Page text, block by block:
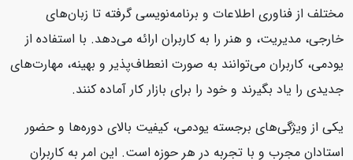
مختلف از فناوری اطلاعات و برنامه‌نویسی گرفته تا زبان‌های
خارجی، مدیریت، و هنر را به کاربران ارائه می‌دهد. با استفاده از
یودمی، کاربران می‌توانند به صورت انعطاف‌پذیر و بهینه، مهارت‌های
جدیدی را یاد بگیرند و خود را برای بازار کار آماده کنند.
یکی از ویژگی‌های برجسته یودمی، کیفیت بالای دوره‌ها و حضور
استادان مجرب و با تجربه در هر حوزه است. این امر به کاربران